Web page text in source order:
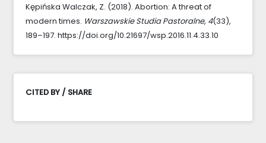
Kępińska Walczak, Z. (2018). Abortion: A threat of
modern times. Warszawskie Studia Pastoralne, 4(33),
189–197. https://doi.org/10.21697/wsp.2016.11.4.33.10
CITED BY / SHARE